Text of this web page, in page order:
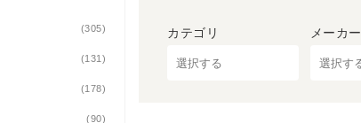
カテゴリ メーカー
(305)
(131)
(178)
(90)